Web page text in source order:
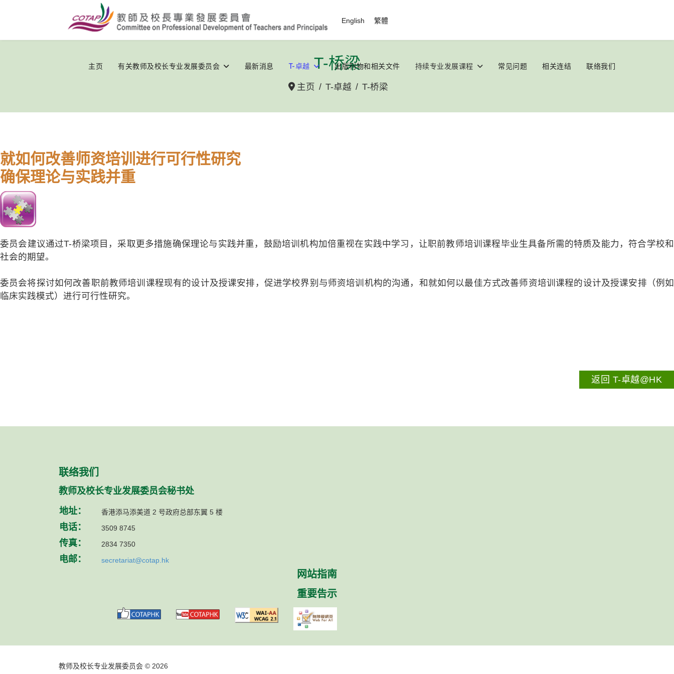
选择你的语音
English 繁體
主页 有关教师及校长专业发展委员会 最新消息 T-卓越 出版刊物和相关文件 持续专业发展课程 常见问题 相关连结 联络我们
T-桥梁
主页 T-卓越 T-桥梁
就如何改善师资培训进行可行性研究
确保理论与实践并重
委员会建议通过T-桥梁项目，采取更多措施确保理论与实践并重，鼓励培训机构加倍重视在实践中学习，让职前教师培训课程毕业生具备所需的特质及能力，符合学校和
社会的期望。
委员会将探讨如何改善职前教师培训课程现有的设计及授课安排，促进学校界别与师资培训机构的沟通，和就如何以最佳方式改善师资培训课程的设计及授课安排（例如
临床实践模式）进行可行性研究。
返回 T-卓越@HK
联络我们
教师及校长专业发展委员会秘书处
地址：
香港添马添美道 2 号政府总部东翼 5 楼
电话： 3509 8745
传真： 2834 7350
电邮： secretariat@cotap.hk
网站指南
重要告示
教师及校长专业发展委员会 © 2026